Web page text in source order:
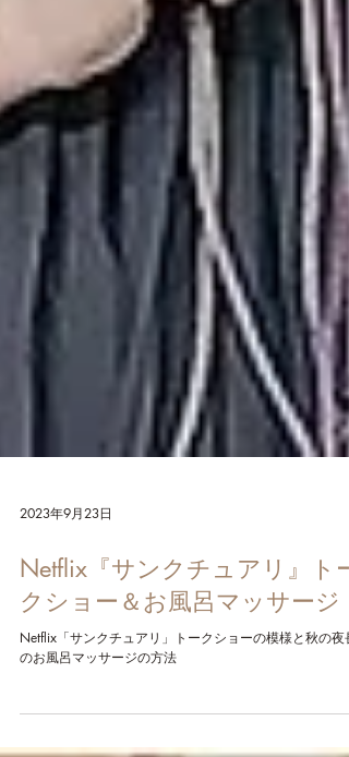
2023年9月23日
Netflix『サンクチュアリ』トー
クショー＆お風呂マッサージ
のお風呂マッサージの方法